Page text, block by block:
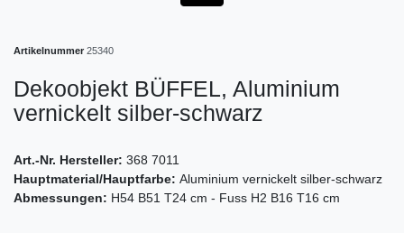
Artikelnummer 25340
Dekoobjekt BÜFFEL, Aluminium
vernickelt silber-schwarz
Art.-Nr. Hersteller: 368 7011
Hauptmaterial/Hauptfarbe: Aluminium vernickelt silber-schwarz
Abmessungen: H54 B51 T24 cm - Fuss H2 B16 T16 cm